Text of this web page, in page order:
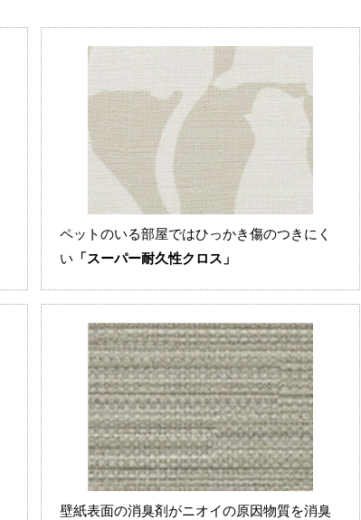
ペットのいる部屋ではひっかき傷のつきにく
い 「スーパー耐久性クロス」
壁紙表面の消臭剤がニオイの原因物質を消臭